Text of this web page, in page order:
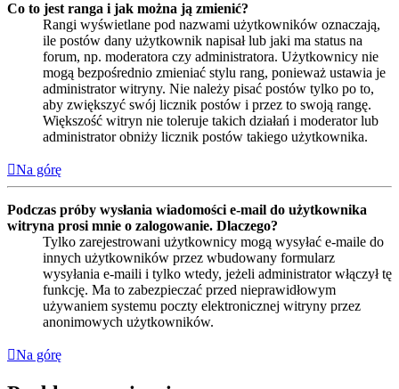
Co to jest ranga i jak można ją zmienić?
Rangi wyświetlane pod nazwami użytkowników oznaczają,
ile postów dany użytkownik napisał lub jaki ma status na
forum, np. moderatora czy administratora. Użytkownicy nie
mogą bezpośrednio zmieniać stylu rang, ponieważ ustawia je
administrator witryny. Nie należy pisać postów tylko po to,
aby zwiększyć swój licznik postów i przez to swoją rangę.
Większość witryn nie toleruje takich działań i moderator lub
administrator obniży licznik postów takiego użytkownika.
Na górę
Podczas próby wysłania wiadomości e-mail do użytkownika
witryna prosi mnie o zalogowanie. Dlaczego?
Tylko zarejestrowani użytkownicy mogą wysyłać e-maile do
innych użytkowników przez wbudowany formularz
wysyłania e-maili i tylko wtedy, jeżeli administrator włączył tę
funkcję. Ma to zabezpieczać przed nieprawidłowym
używaniem systemu poczty elektronicznej witryny przez
anonimowych użytkowników.
Na górę